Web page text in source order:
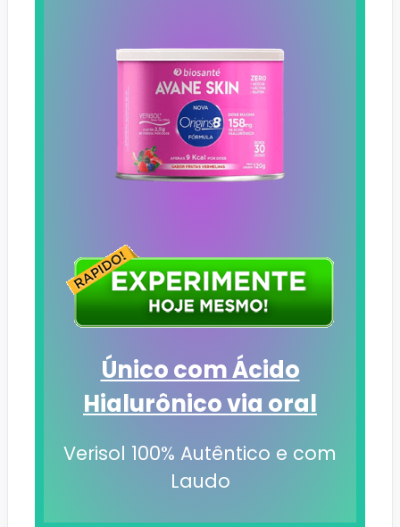
Único com Ácido
Hialurônico via oral
Verisol 100% Autêntico e com
Laudo